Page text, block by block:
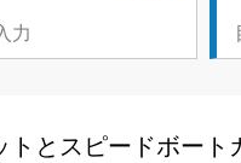
トとスピードボート